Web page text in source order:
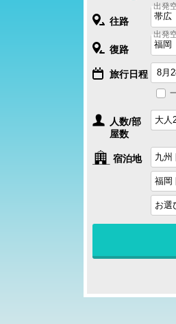
往路
出発
復路
出発
旅行日程
人数/部
屋数
宿泊地